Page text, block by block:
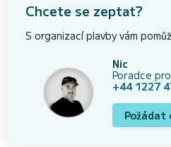
Chcete se zeptat?
S organizací plavby vám
Nic
Poradce
+44 1227
Požádat